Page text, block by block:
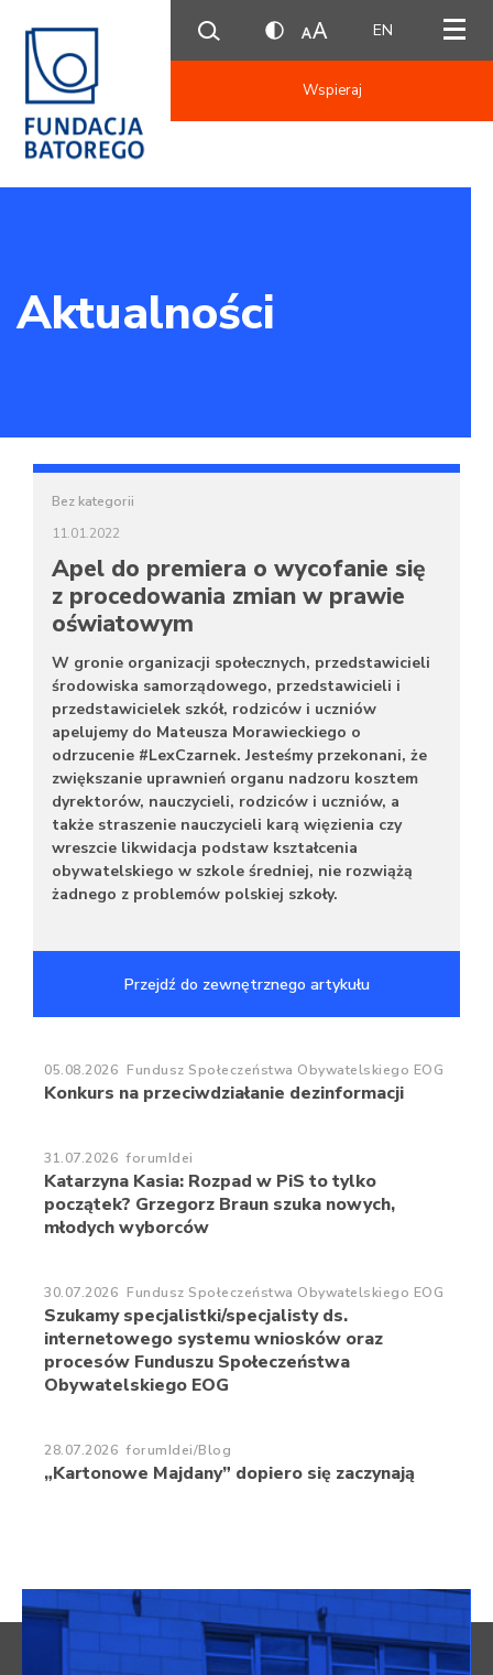
EN
Wspieraj
Aktualności
Bez kategorii
11.01.2022
Apel do premiera o wycofanie się
z procedowania zmian w prawie
oświatowym
W gronie organizacji społecznych, przedstawicieli
środowiska samorządowego, przedstawicieli i
przedstawicielek szkół, rodziców i uczniów
apelujemy do Mateusza Morawieckiego o
odrzucenie #LexCzarnek. Jesteśmy przekonani, że
zwiększanie uprawnień organu nadzoru kosztem
dyrektorów, nauczycieli, rodziców i uczniów, a
także straszenie nauczycieli karą więzienia czy
wreszcie likwidacja podstaw kształcenia
obywatelskiego w szkole średniej, nie rozwiążą
żadnego z problemów polskiej szkoły.
Przejdź do zewnętrznego artykułu
05.08.2026 Fundusz Społeczeństwa Obywatelskiego EOG
Konkurs na przeciwdziałanie dezinformacji
31.07.2026 forumIdei
Katarzyna Kasia: Rozpad w PiS to tylko
początek? Grzegorz Braun szuka nowych,
młodych wyborców
30.07.2026 Fundusz Społeczeństwa Obywatelskiego EOG
Szukamy specjalistki/specjalisty ds.
internetowego systemu wniosków oraz
procesów Funduszu Społeczeństwa
Obywatelskiego EOG
28.07.2026 forumIdei/Blog
„Kartonowe Majdany” dopiero się zaczynają